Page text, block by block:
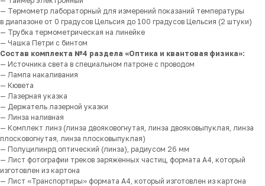
— Термометр лабораторный для измерений показаний температуры
в диапазоне от 0 градусов Цельсия до 100 градусов Цельсия (2 штуки)
— Трубка термометрическая на линейке
— Чашка Петри с бинтом
Состав комплекта №4 раздела «Оптика и квантовая физика»:
— Источника света в специальном патроне с проводом
— Лампа накаливания
— Кювета
— Лазерная указка
— Держатель лазерной указки
— Линза наливная
— Комплект линз (линза двояковогнутая, линза двояковыпуклая, линза
плосковогнутая, линза плосковыпуклая)
— Полуцилинрд оптический (линза), радиусом 26 мм
— Лист фотографии треков заряженных частиц, формата А4, который
изготовлен из картона
— Лист «Транспортиры» формата А4, который изготовлен из картона